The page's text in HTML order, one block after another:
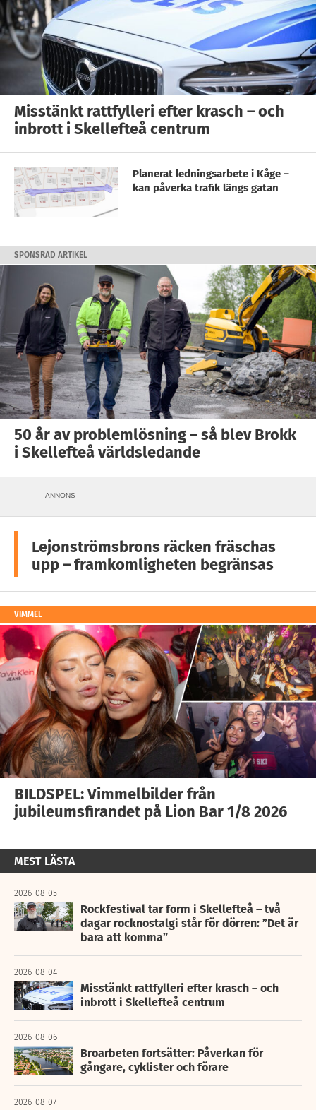
Misstänkt rattfylleri efter krasch – och
inbrott i Skellefteå centrum
Planerat ledningsarbete i Kåge –
kan påverka trafik längs gatan
SPONSRAD ARTIKEL
50 år av problemlösning – så blev Brokk
i Skellefteå världsledande
ANNONS
Lejonströmsbrons räcken fräschas
upp – framkomligheten begränsas
VIMMEL
BILDSPEL: Vimmelbilder från
jubileumsfirandet på Lion Bar 1/8 2026
MEST LÄSTA
2026-08-05
Rockfestival tar form i Skellefteå – två
dagar rocknostalgi står för dörren: ”Det är
bara att komma”
2026-08-04
Misstänkt rattfylleri efter krasch – och
inbrott i Skellefteå centrum
2026-08-06
Broarbeten fortsätter: Påverkan för
gångare, cyklister och förare
2026-08-07